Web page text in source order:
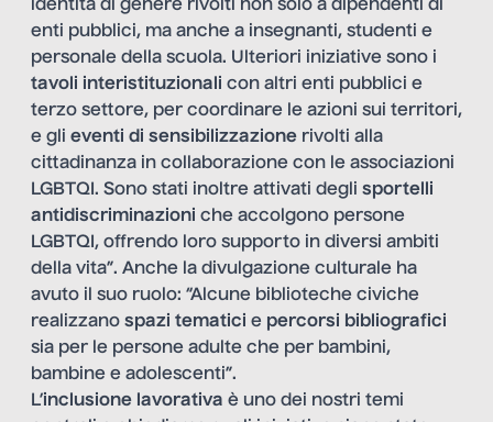
identità di genere rivolti non solo a dipendenti di
enti pubblici, ma anche a insegnanti, studenti e
personale della scuola. Ulteriori iniziative sono i
tavoli interistituzionali con altri enti pubblici e
terzo settore, per coordinare le azioni sui territori,
e gli eventi di sensibilizzazione rivolti alla
cittadinanza in collaborazione con le associazioni
LGBTQI. Sono stati inoltre attivati degli sportelli
antidiscriminazioni che accolgono persone
LGBTQI, offrendo loro supporto in diversi ambiti
della vita”. Anche la divulgazione culturale ha
avuto il suo ruolo: “Alcune biblioteche civiche
realizzano spazi tematici e percorsi bibliografici
sia per le persone adulte che per bambini,
bambine e adolescenti”.
L’inclusione lavorativa è uno dei nostri temi